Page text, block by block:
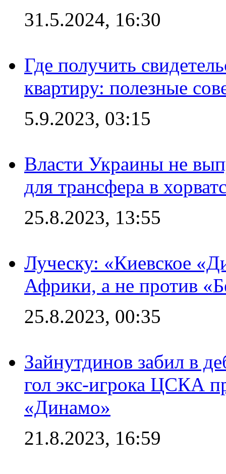
31.5.2024, 16:30
Где получить
квартиру: полезные
5.9.2023, 03:15
Власти Украины не
для трансфера в
25.8.2023, 13:55
Луческу: «Киевское
Африки, а не против
25.8.2023, 00:35
Зайнутдинов забил в
гол экс-игрока ЦСКА
«Динамо»
21.8.2023, 16:59